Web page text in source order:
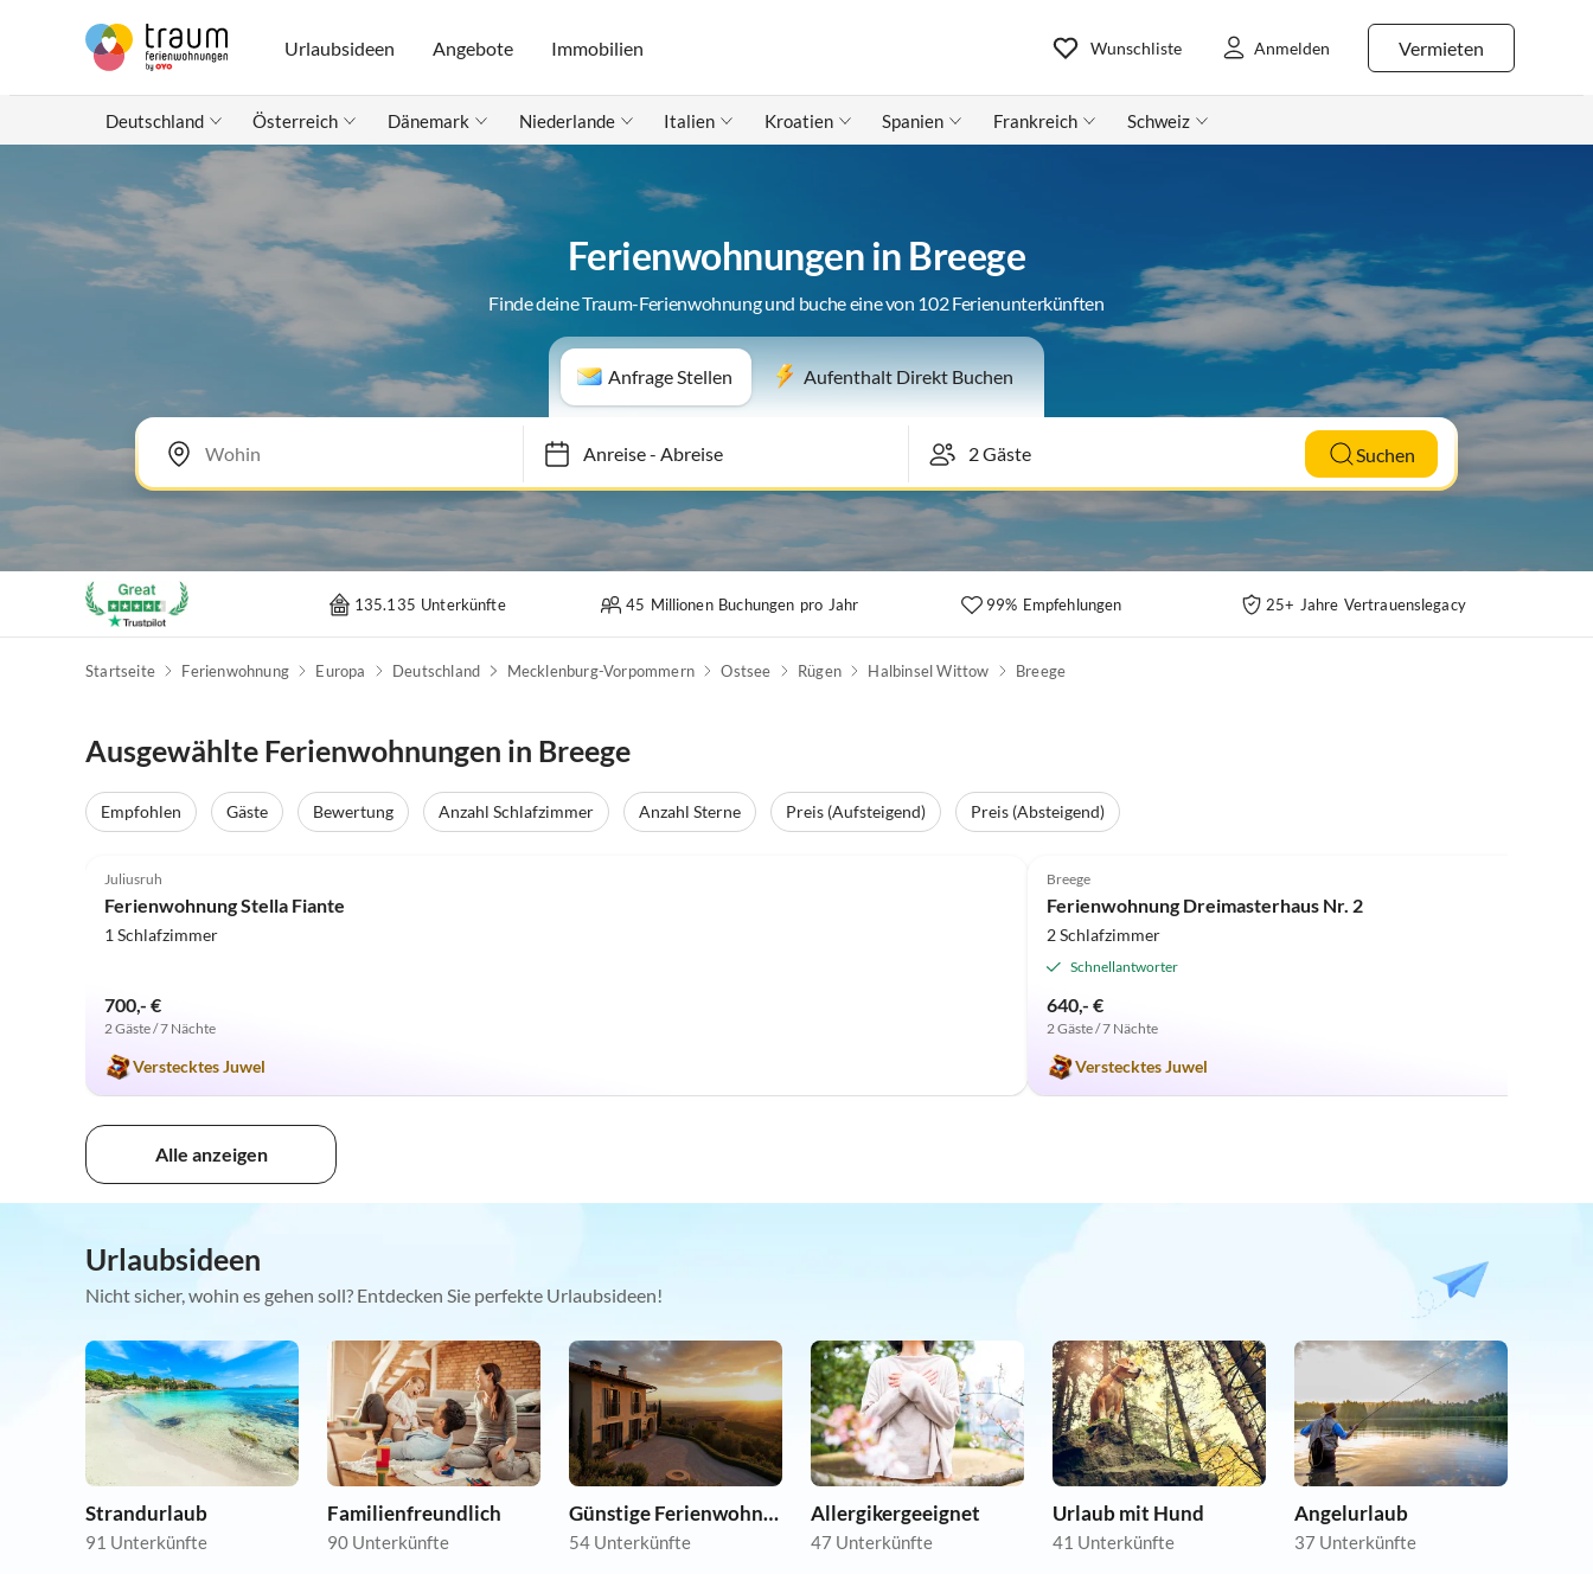
Urlaubsideen Angebote Immobilien Vermieten
Wunschliste Anmelden
Deutschland Österreich Dänemark Niederlande Italien Kroatien Spanien Frankreich Schweiz
Ferienwohnungen in Breege
Finde deine Traum-Ferienwohnung und buche eine von 102 Ferienunterkünften
Anfrage Stellen Aufenthalt Direkt Buchen
Anreise- Abreise Suchen
135.135 Unterkünfte 45 Millionen Buchungen pro Jahr 99% Empfehlungen 25+ Jahre Vertrauenslegacy
Startseite Ferienwohnung Europa Deutschland Mecklenburg-Vorpommern Ostsee Rügen Halbinsel Wittow Breege
Ausgewählte Ferienwohnungen in Breege
Empfohlen Gäste Bewertung Anzahl Schlafzimmer Anzahl Sterne Preis (Aufsteigend) Preis (Absteigend)
Juliusruh
Ferienwohnung Stella Fiante
1 Schlafzimmer
700,- €
2 Gäste / 7 Nächte
Verstecktes Juwel
Breege
Ferienwohnung Dreimasterhaus Nr. 2
2 Schlafzimmer
Schnellantworter
640,- €
2 Gäste / 7 Nächte
Verstecktes Juwel
Alle anzeigen
Urlaubsideen
Nicht sicher, wohin es gehen soll? Entdecken Sie perfekte Urlaubsideen!
Strandurlaub
91 Unterkünfte
Familienfreundlich
90 Unterkünfte
Günstige Ferienwohnungen
54 Unterkünfte
Allergikergeeignet
47 Unterkünfte
Urlaub mit Hund
41 Unterkünfte
Angelurlaub
37 Unterkünfte